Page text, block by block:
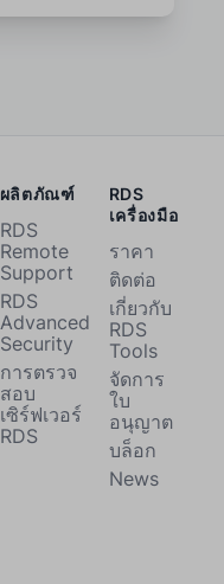
ผลิตภัณฑ์
RDS
Remote
Support
RDS
Advanced
Security
การตรวจ
สอบ
เซิร์ฟเวอร์
RDS
RDS
เครื่องมือ
ราคา
ติดต่อ
เกี่ยวกับ
RDS
Tools
จัดการ
ใบ
อนุญาต
บล็อก
News